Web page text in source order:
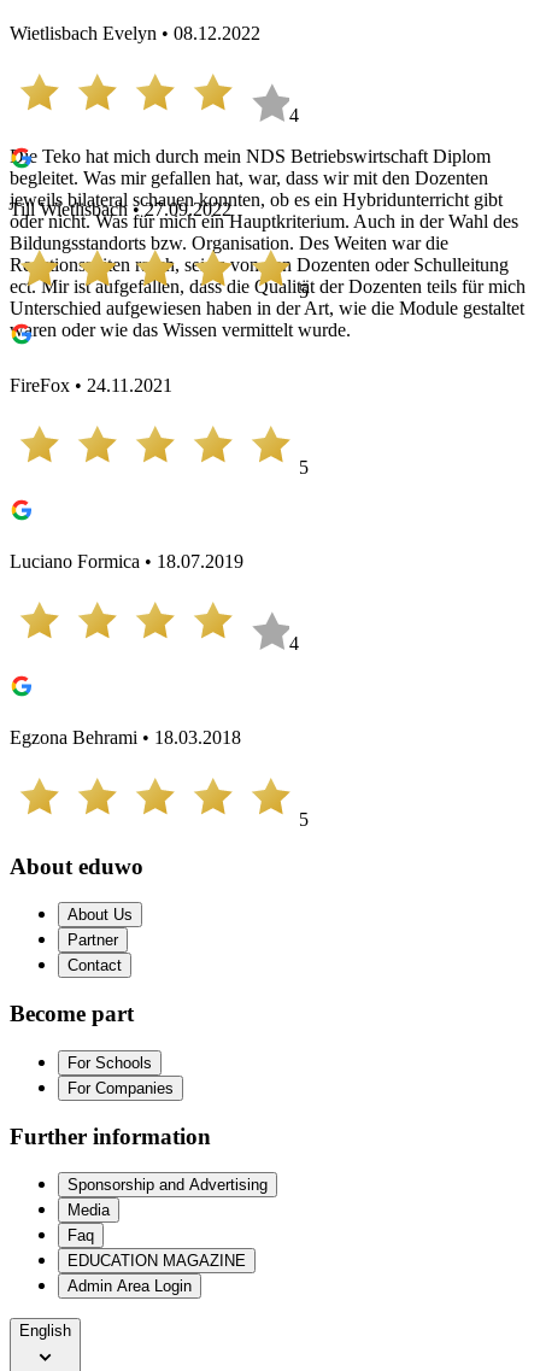
Wietlisbach Evelyn • 08.12.2022
4
Die Teko hat mich durch mein NDS Betriebswirtschaft Diplom
begleitet. Was mir gefallen hat, war, dass wir mit den Dozenten
jeweils bilateral schauen konnten, ob es ein Hybridunterricht gibt
oder nicht. Was für mich ein Hauptkriterium. Auch in der Wahl des
Bildungsstandorts bzw. Organisation. Des Weiten war die
Reaktionszeiten rasch, sei es von den Dozenten oder Schulleitung
ect. Mir ist aufgefallen, dass die Qualität der Dozenten teils für mich
Unterschied aufgewiesen haben in der Art, wie die Module gestaltet
waren oder wie das Wissen vermittelt wurde.
Till Wietlisbach • 27.09.2022
5
FireFox • 24.11.2021
5
Luciano Formica • 18.07.2019
4
Egzona Behrami • 18.03.2018
5
About eduwo
About Us
Partner
Contact
Become part
For Schools
For Companies
Further information
Sponsorship and Advertising
Media
Faq
EDUCATION MAGAZINE
Admin Area Login
English